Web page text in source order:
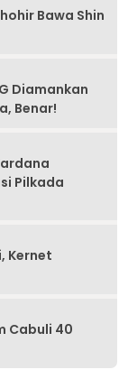
Bawa Shin
Diamankan
Benar!
Pilkada
Kernet
Cabuli 40